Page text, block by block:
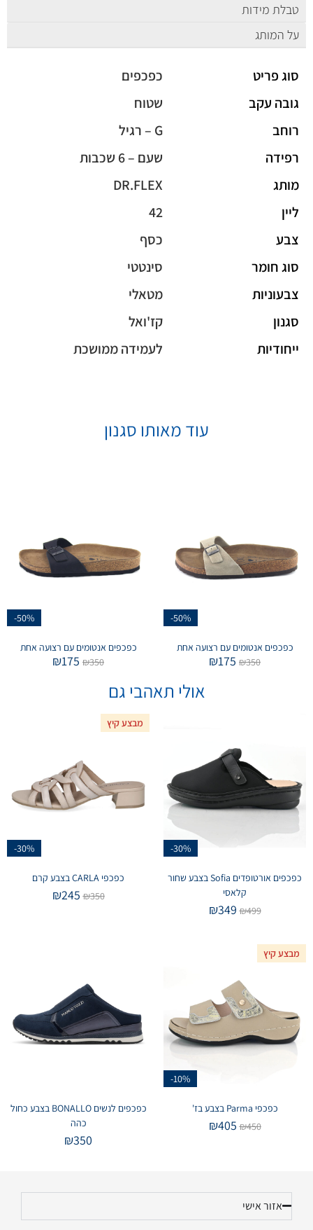
טבלת מידות
על המותג
סוג פריט
כפכפים
גובה עקב
שטוח
רוחב
G – רגיל
רפידה
שעם – 6 שכבות
מותג
DR.FLEX
ליין
42
צבע
כסף
סוג חומר
סינטטי
צבעוניות
מטאלי
סגנון
קז'ואל
ייחודיות
לעמידה ממושכת
עוד מאותו סגנון
-50%
כפכפים אנטומים עם רצועה אחת
₪350
₪175
-50%
כפכפים אנטומים עם רצועה אחת
₪350
₪175
אולי תאהבי גם
-30%
כפכפים אורטופדים Sofia בצבע שחור
קלאסי
₪499
₪349
מבצע קיץ
-30%
כפכפי CARLA בצבע קרם
₪350
₪245
מבצע קיץ
-10%
כפכפי Parma בצבע בז'
₪450
₪405
כפכפים לנשים BONALLO בצבע כחול
כהה
₪350
אזור אישי